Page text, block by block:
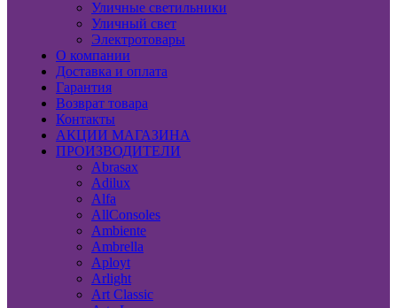
Уличные светильники
Уличный свет
Электротовары
О компании
Доставка и оплата
Гарантия
Возврат товара
Контакты
АКЦИИ МАГАЗИНА
ПРОИЗВОДИТЕЛИ
Abrasax
Adilux
Alfa
AllConsoles
Ambiente
Ambrella
Aployt
Arlight
Art Classic